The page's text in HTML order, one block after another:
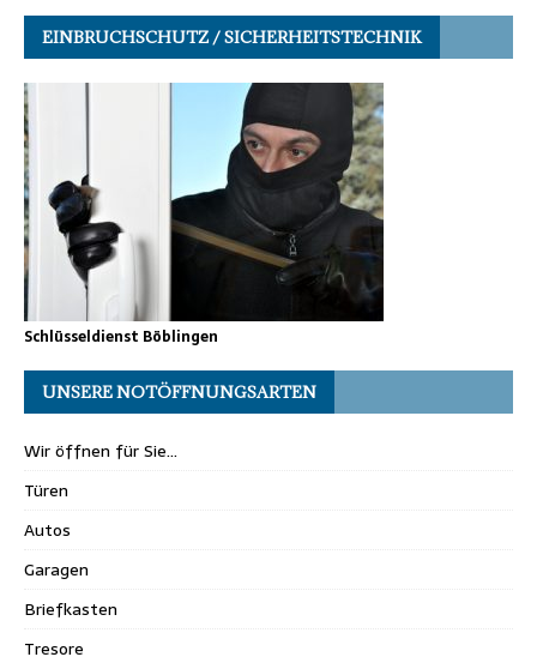
EINBRUCHSCHUTZ / SICHERHEITSTECHNIK
Schlüsseldienst Böblingen
UNSERE NOTÖFFNUNGSARTEN
Wir öffnen für Sie…
Türen
Autos
Garagen
Briefkasten
Tresore